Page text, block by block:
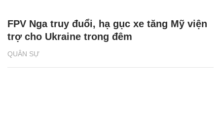
QUÂN SỰ
FPV Nga truy đuổi, hạ gục xe tăng Mỹ viện
trợ cho Ukraine trong đêm